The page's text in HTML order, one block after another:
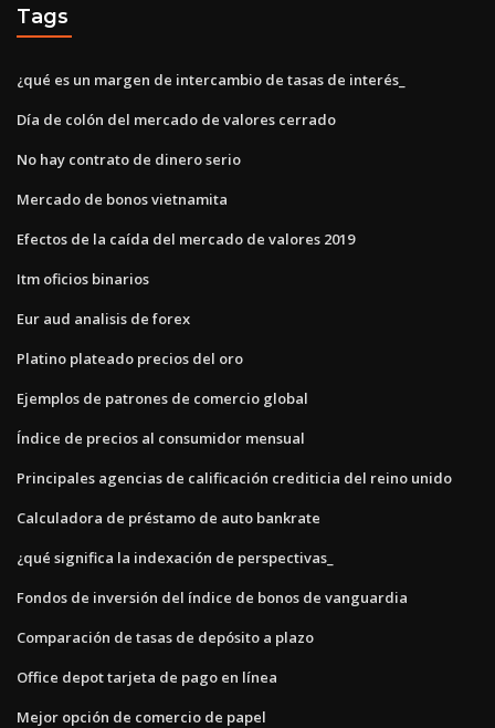
Tags
¿qué es un margen de intercambio de tasas de interés_
Día de colón del mercado de valores cerrado
No hay contrato de dinero serio
Mercado de bonos vietnamita
Efectos de la caída del mercado de valores 2019
Itm oficios binarios
Eur aud analisis de forex
Platino plateado precios del oro
Ejemplos de patrones de comercio global
Índice de precios al consumidor mensual
Principales agencias de calificación crediticia del reino unido
Calculadora de préstamo de auto bankrate
¿qué significa la indexación de perspectivas_
Fondos de inversión del índice de bonos de vanguardia
Comparación de tasas de depósito a plazo
Office depot tarjeta de pago en línea
Mejor opción de comercio de papel